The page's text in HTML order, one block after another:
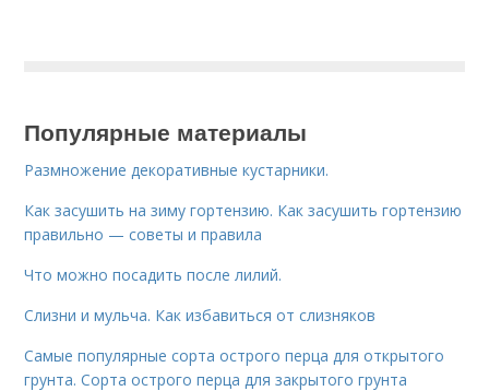
Популярные материалы
Размножение декоративные кустарники.
Как засушить на зиму гортензию. Как засушить гортензию
правильно — советы и правила
Что можно посадить после лилий.
Слизни и мульча. Как избавиться от слизняков
Самые популярные сорта острого перца для открытого
грунта. Сорта острого перца для закрытого грунта